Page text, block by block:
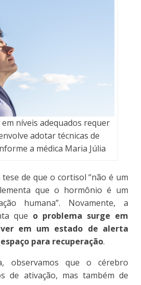
níveis adequados requer
adotar técnicas de
a médica Maria Júlia
de que o cortisol “não é um
que o hormônio é um
humana”. Novamente, a
que o problema surge em
em um estado de alerta
para recuperação.
observamos que o cérebro
de ativação, mas também de